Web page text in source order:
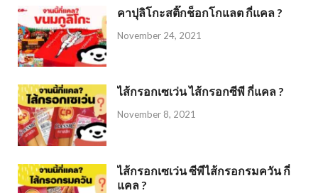
คาปุลิโกะสติ๊กช็อกโกแลต กี่แคล ?
November 24, 2021
ไส้กรอกเซเว่น ไส้กรอกซีพี กี่แคล ?
November 8, 2021
ไส้กรอกเซเว่น ซีพีไส้กรอกรมควัน กี่
แคล ?